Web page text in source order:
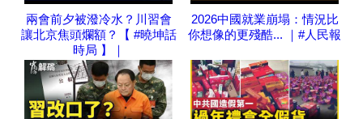
兩會前夕被潑冷水？川習會
讓北京焦頭爛額？【 #曉坤話
時局 】｜
2026中國就業崩塌：情況比
你想像的更殘酷... ｜#人民報